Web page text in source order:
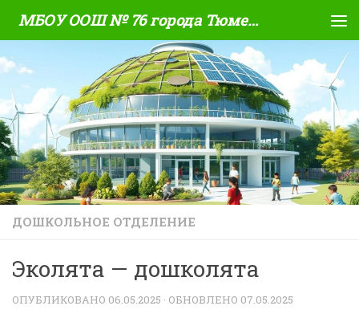
Skip to content МБОУ ООШ № 76 города Тюмени
ДОШКОЛЬНОЕ ОТДЕЛЕНИЕ
Эколята — дошколята
ОПУБЛИКОВАНО 06.05.2025 · ОБНОВЛЕНО 07.05.2025